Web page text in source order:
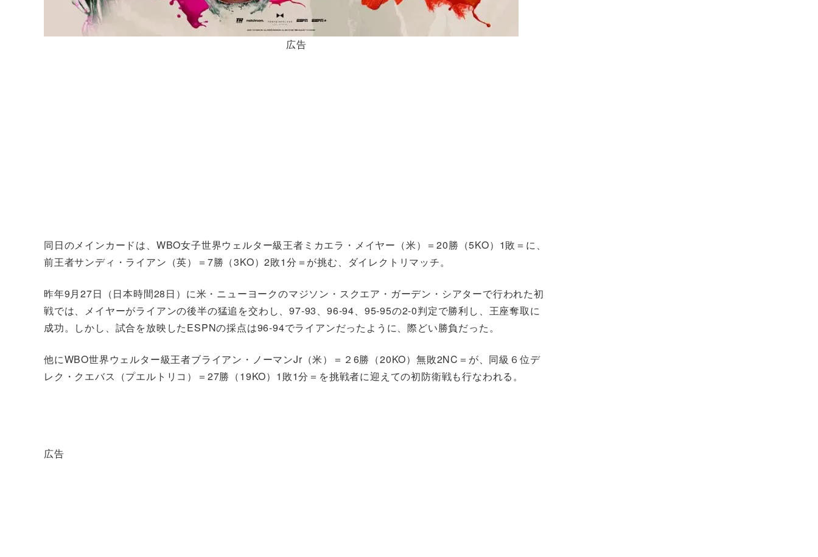
広告
同日のメインカードは、WBO女子世界ウェルター級王者ミカエラ・メイヤー（米）＝20勝（5KO）1敗＝に、
前王者サンディ・ライアン（英）＝7勝（3KO）2敗1分＝が挑む、ダイレクトリマッチ。
昨年9月27日（日本時間28日）に米・ニューヨークのマジソン・スクエア・ガーデン・シアターで行われた初
戦では、メイヤーがライアンの後半の猛追を交わし、97-93、96-94、95-95の2-0判定で勝利し、王座奪取に
成功。しかし、試合を放映したESPNの採点は96-94でライアンだったように、際どい勝負だった。
他にWBO世界ウェルター級王者ブライアン・ノーマンJr（米）＝２6勝（20KO）無敗2NC＝が、同級６位デ
レク・クエバス（プエルトリコ）＝27勝（19KO）1敗1分＝を挑戦者に迎えての初防衛戦も行なわれる。
広告